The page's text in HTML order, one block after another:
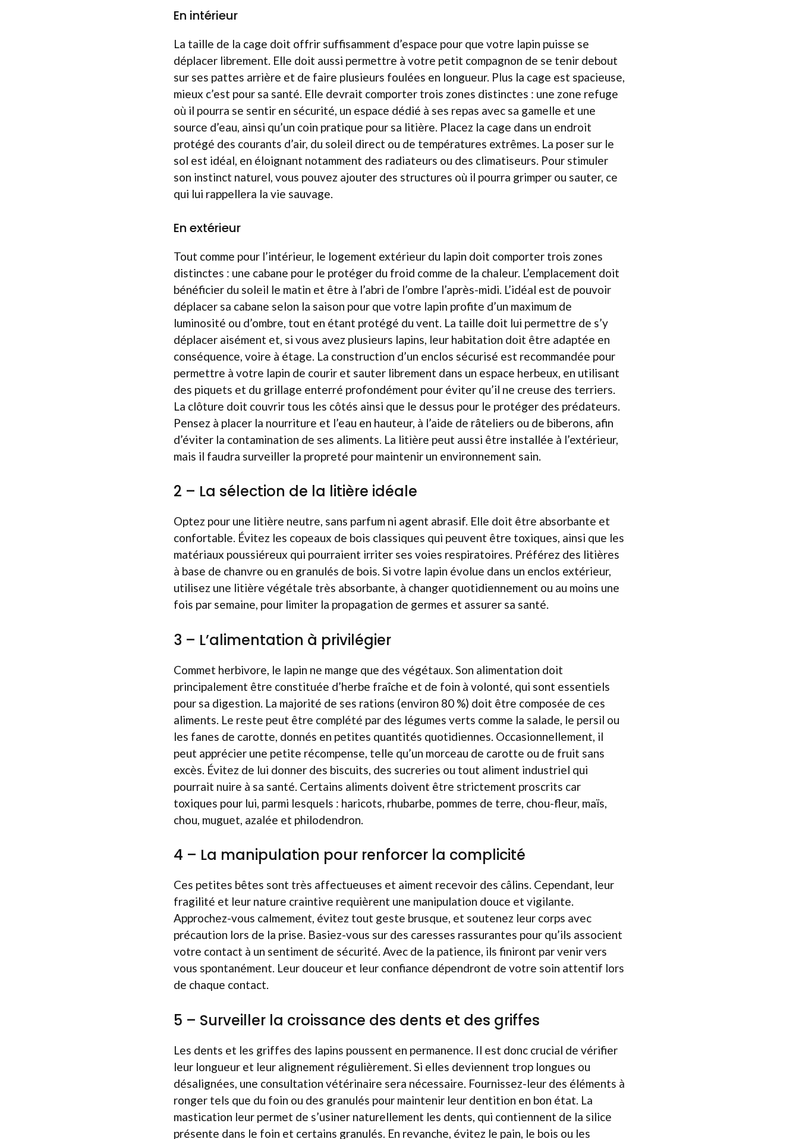
En intérieur
La taille de la cage doit offrir suffisamment d’espace pour que votre lapin puisse se
déplacer librement. Elle doit aussi permettre à votre petit compagnon de se tenir debout
sur ses pattes arrière et de faire plusieurs foulées en longueur. Plus la cage est spacieuse,
mieux c’est pour sa santé. Elle devrait comporter trois zones distinctes : une zone refuge
où il pourra se sentir en sécurité, un espace dédié à ses repas avec sa gamelle et une
source d’eau, ainsi qu’un coin pratique pour sa litière. Placez la cage dans un endroit
protégé des courants d’air, du soleil direct ou de températures extrêmes. La poser sur le
sol est idéal, en éloignant notamment des radiateurs ou des climatiseurs. Pour stimuler
son instinct naturel, vous pouvez ajouter des structures où il pourra grimper ou sauter, ce
qui lui rappellera la vie sauvage.
En extérieur
Tout comme pour l’intérieur, le logement extérieur du lapin doit comporter trois zones
distinctes : une cabane pour le protéger du froid comme de la chaleur. L’emplacement doit
bénéficier du soleil le matin et être à l’abri de l’ombre l’après-midi. L’idéal est de pouvoir
déplacer sa cabane selon la saison pour que votre lapin profite d’un maximum de
luminosité ou d’ombre, tout en étant protégé du vent. La taille doit lui permettre de s’y
déplacer aisément et, si vous avez plusieurs lapins, leur habitation doit être adaptée en
conséquence, voire à étage. La construction d’un enclos sécurisé est recommandée pour
permettre à votre lapin de courir et sauter librement dans un espace herbeux, en utilisant
des piquets et du grillage enterré profondément pour éviter qu’il ne creuse des terriers.
La clôture doit couvrir tous les côtés ainsi que le dessus pour le protéger des prédateurs.
Pensez à placer la nourriture et l’eau en hauteur, à l’aide de râteliers ou de biberons, afin
d’éviter la contamination de ses aliments. La litière peut aussi être installée à l’extérieur,
mais il faudra surveiller la propreté pour maintenir un environnement sain.
2 – La sélection de la litière idéale
Optez pour une litière neutre, sans parfum ni agent abrasif. Elle doit être absorbante et
confortable. Évitez les copeaux de bois classiques qui peuvent être toxiques, ainsi que les
matériaux poussiéreux qui pourraient irriter ses voies respiratoires. Préférez des litières
à base de chanvre ou en granulés de bois. Si votre lapin évolue dans un enclos extérieur,
utilisez une litière végétale très absorbante, à changer quotidiennement ou au moins une
fois par semaine, pour limiter la propagation de germes et assurer sa santé.
3 – L’alimentation à privilégier
Commet herbivore, le lapin ne mange que des végétaux. Son alimentation doit
principalement être constituée d’herbe fraîche et de foin à volonté, qui sont essentiels
pour sa digestion. La majorité de ses rations (environ 80 %) doit être composée de ces
aliments. Le reste peut être complété par des légumes verts comme la salade, le persil ou
les fanes de carotte, donnés en petites quantités quotidiennes. Occasionnellement, il
peut apprécier une petite récompense, telle qu’un morceau de carotte ou de fruit sans
excès. Évitez de lui donner des biscuits, des sucreries ou tout aliment industriel qui
pourrait nuire à sa santé. Certains aliments doivent être strictement proscrits car
toxiques pour lui, parmi lesquels : haricots, rhubarbe, pommes de terre, chou-fleur, maïs,
chou, muguet, azalée et philodendron.
4 – La manipulation pour renforcer la complicité
Ces petites bêtes sont très affectueuses et aiment recevoir des câlins. Cependant, leur
fragilité et leur nature craintive requièrent une manipulation douce et vigilante.
Approchez-vous calmement, évitez tout geste brusque, et soutenez leur corps avec
précaution lors de la prise. Basiez-vous sur des caresses rassurantes pour qu’ils associent
votre contact à un sentiment de sécurité. Avec de la patience, ils finiront par venir vers
vous spontanément. Leur douceur et leur confiance dépendront de votre soin attentif lors
de chaque contact.
5 – Surveiller la croissance des dents et des griffes
Les dents et les griffes des lapins poussent en permanence. Il est donc crucial de vérifier
leur longueur et leur alignement régulièrement. Si elles deviennent trop longues ou
désalignées, une consultation vétérinaire sera nécessaire. Fournissez-leur des éléments à
ronger tels que du foin ou des granulés pour maintenir leur dentition en bon état. La
mastication leur permet de s’usiner naturellement les dents, qui contiennent de la silice
présente dans le foin et certains granulés. En revanche, évitez le pain, le bois ou les